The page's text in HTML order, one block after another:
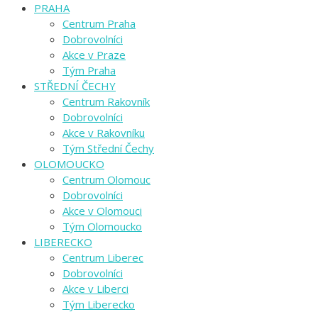
PRAHA
Centrum Praha
Dobrovolníci
Akce v Praze
Tým Praha
STŘEDNÍ ČECHY
Centrum Rakovník
Dobrovolníci
Akce v Rakovníku
Tým Střední Čechy
OLOMOUCKO
Centrum Olomouc
Dobrovolníci
Akce v Olomouci
Tým Olomoucko
LIBERECKO
Centrum Liberec
Dobrovolníci
Akce v Liberci
Tým Liberecko